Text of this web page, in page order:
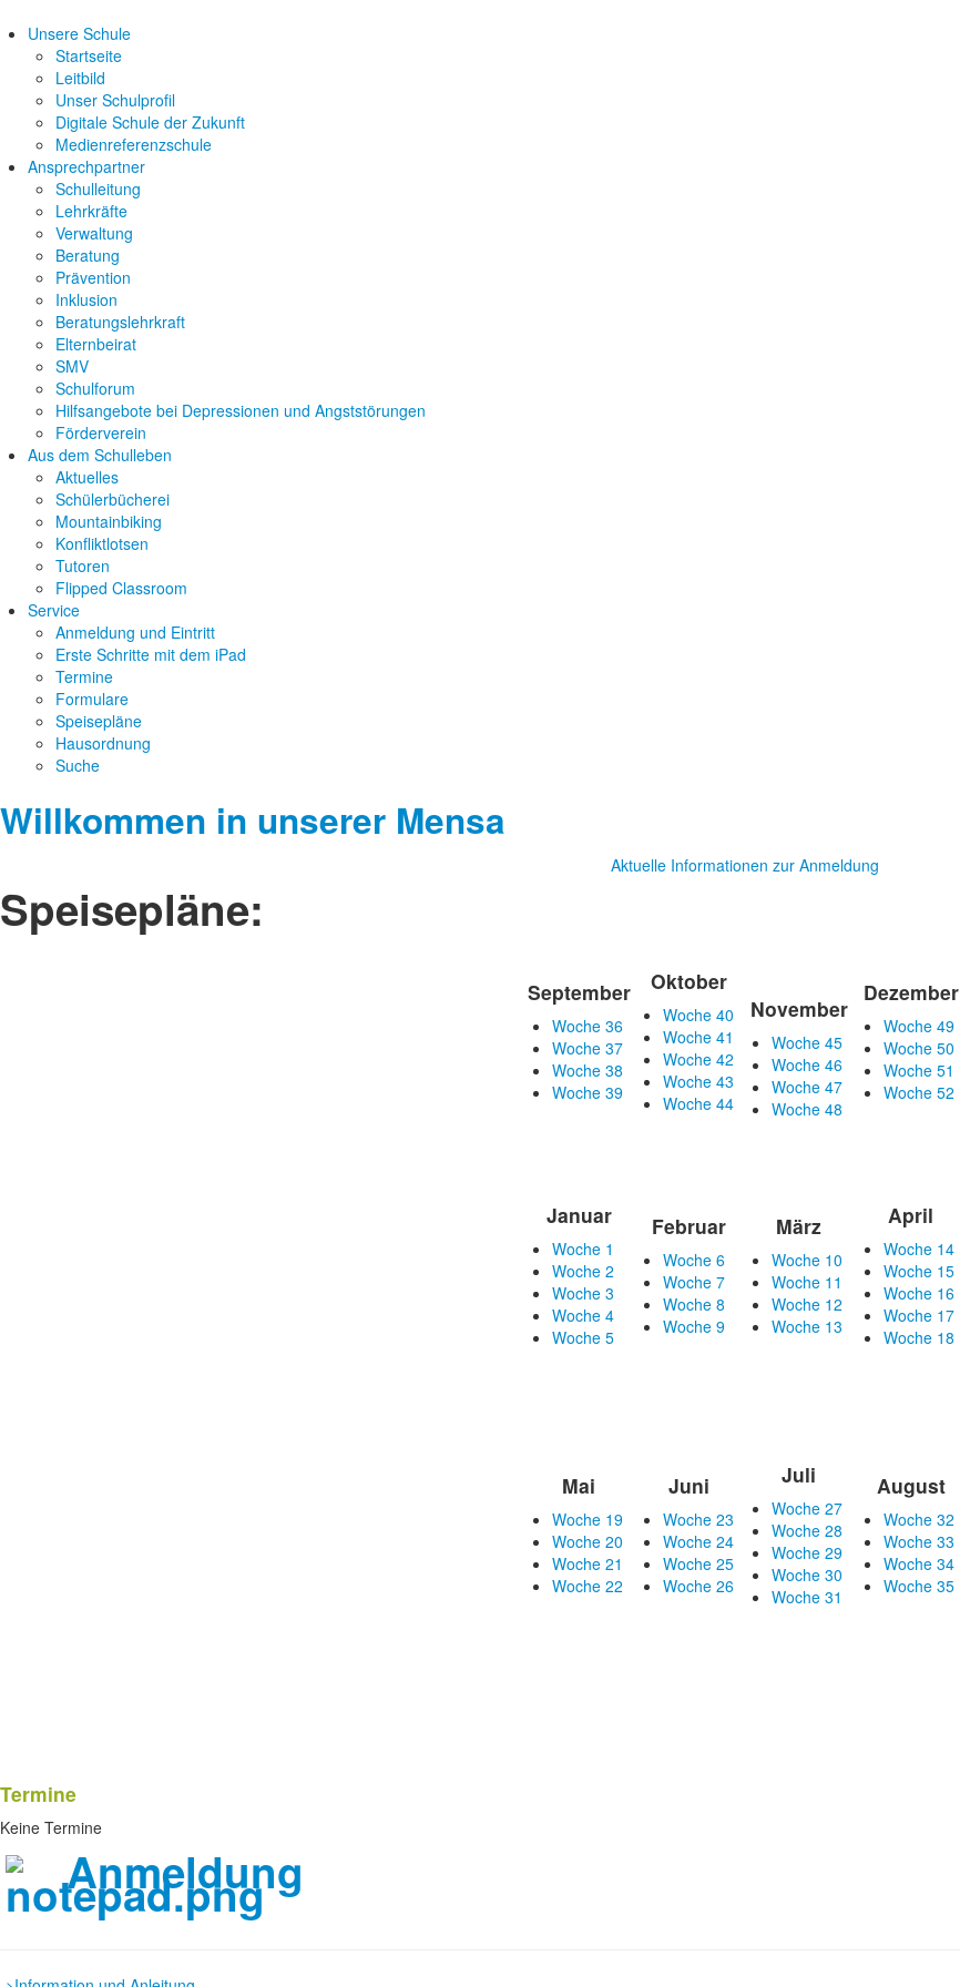
Unsere Schule
Startseite
Leitbild
Unser Schulprofil
Digitale Schule der Zukunft
Medienreferenzschule
Ansprechpartner
Schulleitung
Lehrkräfte
Verwaltung
Beratung
Prävention
Inklusion
Beratungslehrkraft
Elternbeirat
SMV
Schulforum
Hilfsangebote bei Depressionen und Angststörungen
Förderverein
Aus dem Schulleben
Aktuelles
Schülerbücherei
Mountainbiking
Konfliktlotsen
Tutoren
Flipped Classroom
Service
Anmeldung und Eintritt
Erste Schritte mit dem iPad
Termine
Formulare
Speisepläne
Hausordnung
Suche
Willkommen in unserer Mensa
Aktuelle Informationen zur Anmeldung
Speisepläne:
September
Woche 36
Woche 37
Woche 38
Woche 39
Oktober
Woche 40
Woche 41
Woche 42
Woche 43
Woche 44
November
Woche 45
Woche 46
Woche 47
Woche 48
Dezember
Woche 49
Woche 50
Woche 51
Woche 52
Januar
Woche 1
Woche 2
Woche 3
Woche 4
Woche 5
Februar
Woche 6
Woche 7
Woche 8
Woche 9
März
Woche 10
Woche 11
Woche 12
Woche 13
April
Woche 14
Woche 15
Woche 16
Woche 17
Woche 18
Mai
Woche 19
Woche 20
Woche 21
Woche 22
Juni
Woche 23
Woche 24
Woche 25
Woche 26
Juli
Woche 27
Woche 28
Woche 29
Woche 30
Woche 31
August
Woche 32
Woche 33
Woche 34
Woche 35
Termine
Keine Termine
Anmeldung